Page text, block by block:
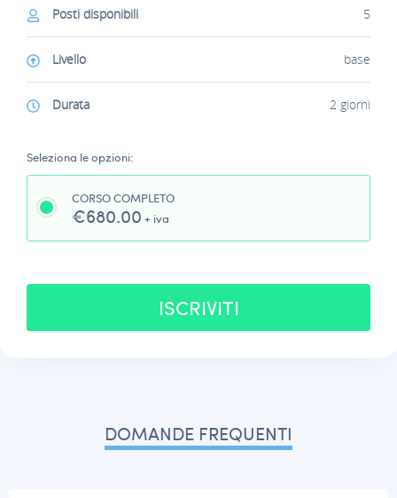
Posti disponibili 5
Livello base
Durata 2 giorni
Seleziona le opzioni:
CORSO COMPLETO
€680.00 + iva
ISCRIVITI
DOMANDE FREQUENTI